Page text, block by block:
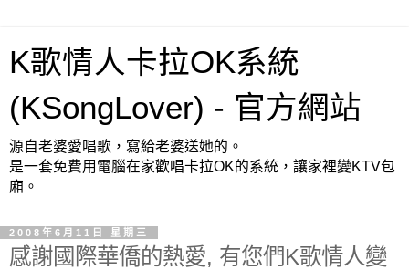
K歌情人卡拉OK系統
(KSongLover) - 官方網站
源自老婆愛唱歌，寫給老婆送她的。
是一套免費用電腦在家歡唱卡拉OK的系統，讓家裡變KTV包
廂。
2008年6月11日 星期三
感謝國際華僑的熱愛, 有您們K歌情人變